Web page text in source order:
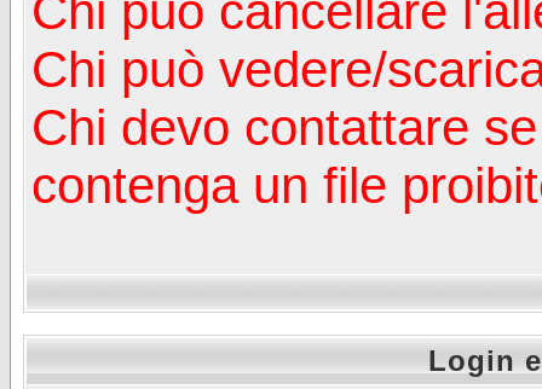
Chi può cancellare
Chi può vedere/
Chi devo contattare
contenga un file
Login